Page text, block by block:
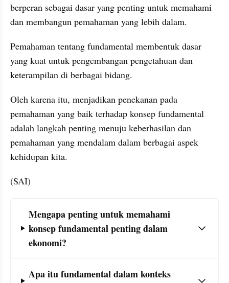
berperan sebagai dasar yang penting untuk memahami
dan membangun pemahaman yang lebih dalam.
Pemahaman tentang fundamental membentuk dasar
yang kuat untuk pengembangan pengetahuan dan
keterampilan di berbagai bidang.
Oleh karena itu, menjadikan penekanan pada
pemahaman yang baik terhadap konsep fundamental
adalah langkah penting menuju keberhasilan dan
pemahaman yang mendalam dalam berbagai aspek
kehidupan kita.
(SAI)
Mengapa penting untuk memahami
konsep fundamental penting dalam
ekonomi?
Apa itu fundamental dalam konteks